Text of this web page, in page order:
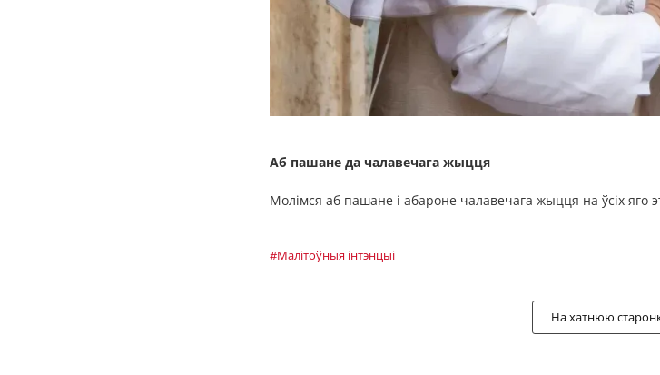
Аб пашане да чалавечага жыцця
Молімся аб пашане і абароне чалавечага жыцця на ўсіх
#Малітоўныя інтэнцыі
На хатнюю